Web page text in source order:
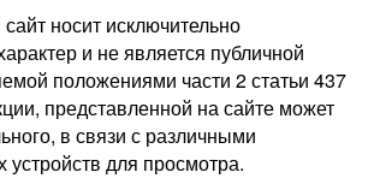
носит исключительно
и не является публичной
положениями части 2 статьи 437
представленной на сайте может
в связи с различными
для просмотра.